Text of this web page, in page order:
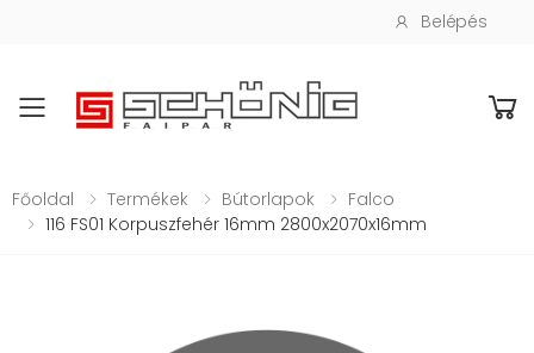
Belépés
Toggle mobile menu
Főoldal Termékek Bútorlapok
Falco
116 FS01 Korpuszfehér 16mm 2800x2070x16mm